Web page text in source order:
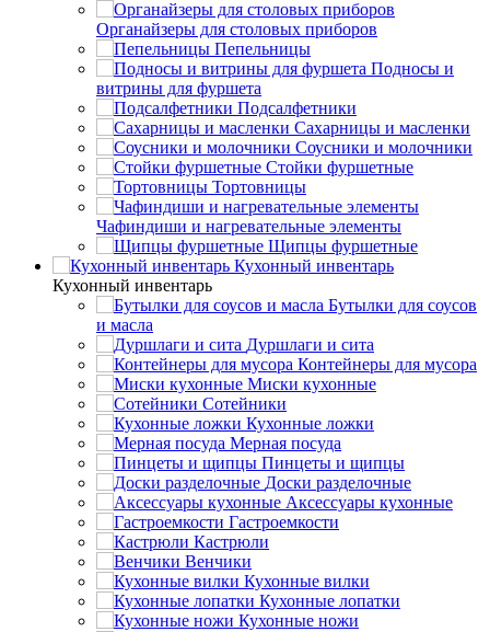
Органайзеры для столовых приборов
Пепельницы
Подносы и
витрины для фуршета
Подсалфетники
Сахарницы и масленки
Соусники и молочники
Стойки фуршетные
Тортовницы
Чафиндиши и нагревательные элементы
Щипцы фуршетные
Кухонный инвентарь
Кухонный инвентарь
Бутылки для соусов
и масла
Дуршлаги и сита
Контейнеры для мусора
Миски кухонные
Сотейники
Кухонные ложки
Мерная посуда
Пинцеты и щипцы
Доски разделочные
Аксессуары кухонные
Гастроемкости
Кастрюли
Венчики
Кухонные вилки
Кухонные лопатки
Кухонные ножи